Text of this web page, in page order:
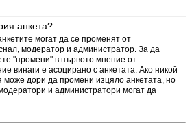
анкета?
могат да се променят от
модератор и администратор. За да
"промени" в първото мнение от
винаги е асоцирано с анкетата. Ако никой
може дори да промени изцяло анкетата, но
и администратори могат да